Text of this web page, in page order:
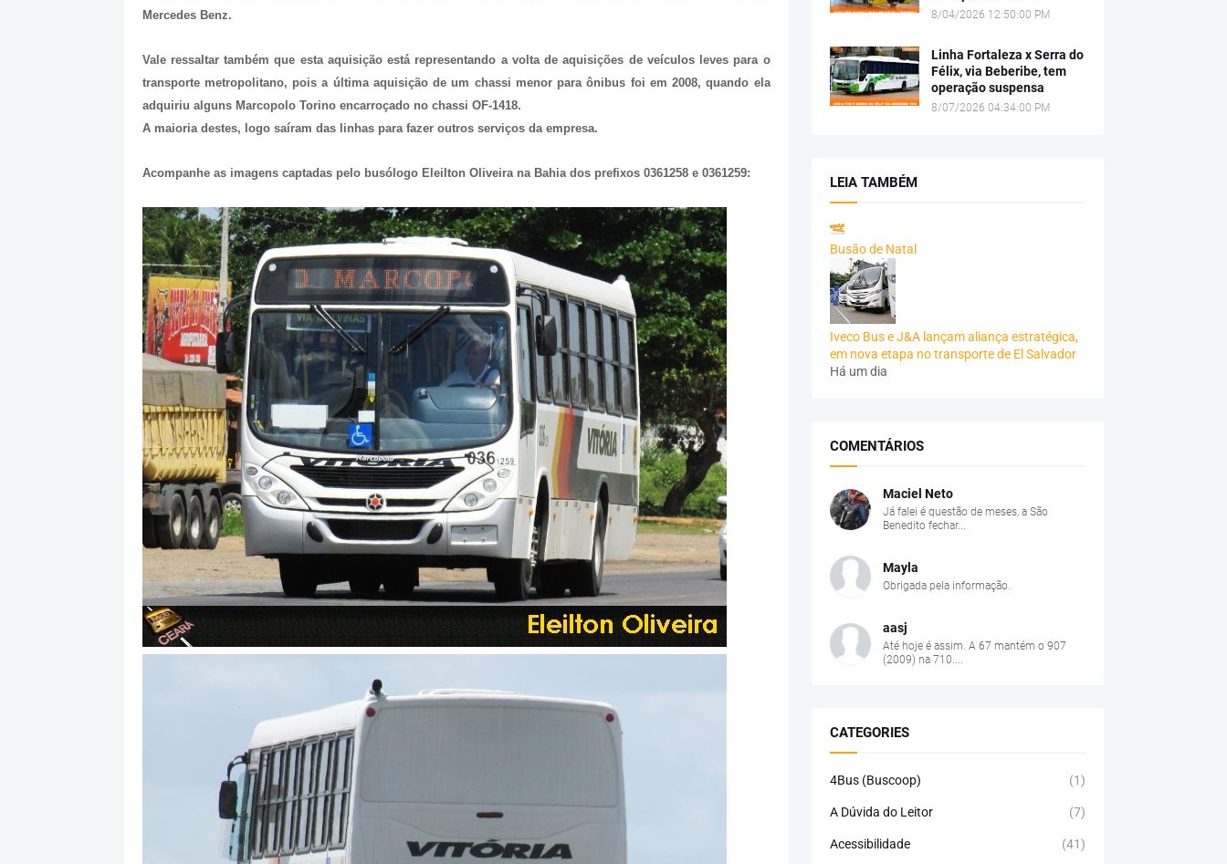
Mercedes Benz.
Vale ressaltar também que esta aquisição está representando a volta de aquisições de veículos leves para o
transporte metropolitano, pois a última aquisição de um chassi menor para ônibus foi em 2008, quando ela
adquiriu alguns Marcopolo Torino encarroçado no chassi OF-1418.
A maioria destes, logo saíram das linhas para fazer outros serviços da empresa.
Acompanhe as imagens captadas pelo busólogo Eleilton Oliveira na Bahia dos prefixos 0361258 e 0361259:
8/04/2026 12:50:00 PM
Linha Fortaleza x Serra do
Félix, via Beberibe, tem
operação suspensa
8/07/2026 04:34:00 PM
LEIA TAMBÉM
Busão de Natal
Iveco Bus e J&A lançam aliança estratégica,
em nova etapa no transporte de El Salvador
Há um dia
COMENTÁRIOS
Maciel Neto
Já falei é questão de meses, a São
Benedito fechar...
Mayla
Obrigada pela informação.
aasj
Até hoje é assim. A 67 mantém o 907
(2009) na 710....
CATEGORIES
4Bus (Buscoop) (1)
A Dúvida do Leitor (7)
Acessibilidade (41)